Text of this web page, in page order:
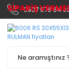
0507 576 64
SİPARİŞ